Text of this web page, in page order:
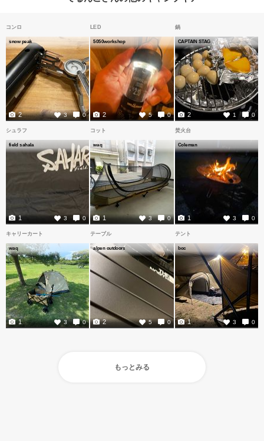
コンロ
snow peak
3 0
2
LED
5050workshop
5 0
2
鍋
CAPTAIN STAG
1 0
2
シュラフ
field sahala
3 0
1
コット
waq
3 0
1
焚火台
Coleman
3 0
1
キャリーカート
waq
3 0
1
テーブル
alpen outdoors
5 0
2
テント
boc
3 0
1
もっとみる